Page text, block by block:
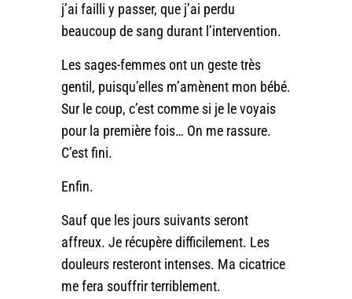
j’ai failli y passer, que j’ai perdu
beaucoup de sang durant l’intervention.
Les sages-femmes ont un geste très
gentil, puisqu’elles m’amènent mon bébé.
Sur le coup, c’est comme si je le voyais
pour la première fois… On me rassure.
C’est fini.
Enfin.
Sauf que les jours suivants seront
affreux. Je récupère difficilement. Les
douleurs resteront intenses. Ma cicatrice
me fera souffrir terriblement.